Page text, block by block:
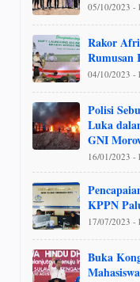
05/10/2023 -
Rakor
Rumusan
04/10/2023 -
Polisi
Luka
GNI
16/01/2023 -
KPPN
17/07/2023 -
Buka